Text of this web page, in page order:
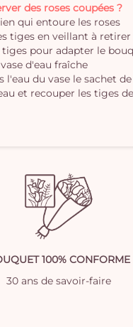
des roses coupées ?
qui entoure les roses
tiges en veillant à
tiges pour adapter le
d'eau fraîche
l'eau du vase le sachet
et recouper les tiges
100% CONFORME
30 ans de savoir-faire